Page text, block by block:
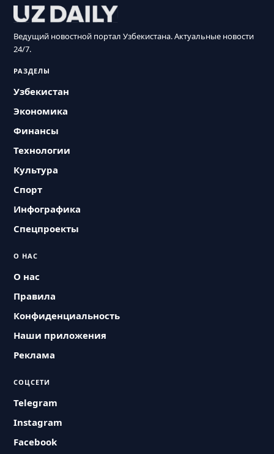
Ведущий новостной портал Узбекистана. Актуальные новости
24/7.
РАЗДЕЛЫ
Узбекистан
Экономика
Финансы
Технологии
Культура
Спорт
Инфографика
Спецпроекты
О НАС
О нас
Правила
Конфиденциальность
Наши приложения
Реклама
СОЦСЕТИ
Telegram
Instagram
Facebook